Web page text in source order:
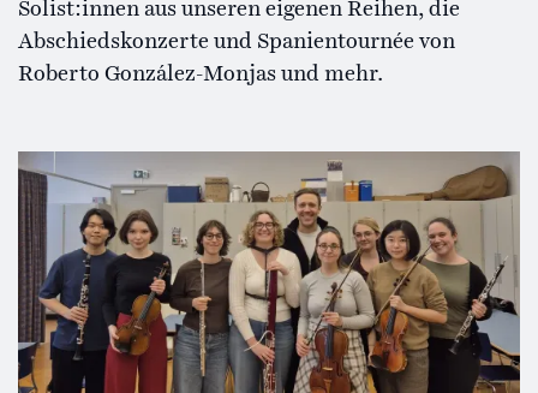
Solist:innen aus unseren eigenen Reihen, die
Abschiedskonzerte und Spanientournée von
Roberto González-Monjas und mehr.